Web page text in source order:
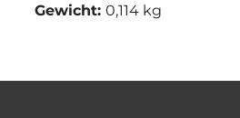
Gewicht: 0,114 kg